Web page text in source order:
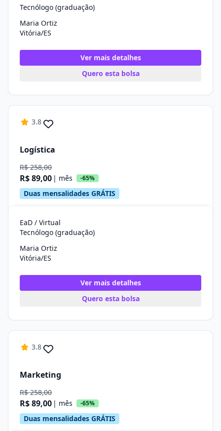
Tecnólogo (graduação)
Maria Ortiz
Vitória/ES
Ver mais detalhes
Quero esta bolsa
3.8
Logística
R$ 258,00
R$ 89,00 | mês -65%
Duas mensalidades GRÁTIS
EaD / Virtual
Tecnólogo (graduação)
Maria Ortiz
Vitória/ES
Ver mais detalhes
Quero esta bolsa
3.8
Marketing
R$ 258,00
R$ 89,00 | mês -65%
Duas mensalidades GRÁTIS